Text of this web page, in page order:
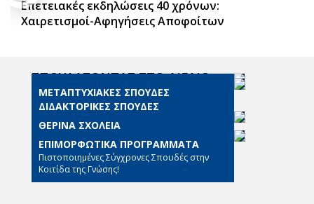
Επετειακές εκδηλώσεις 40 χρόνων:
Χαιρετισμοί-Αφηγήσεις Αποφοίτων
ΣΠΟΥΔΑΖΟΝΤΑΣ ΣΤΟ ΑΙΓΑΙΟ
ΠΡΟΠΤΥΧΙΑΚΕΣ ΣΠΟΥΔΕΣ
18 Προγράμματα με έμφαση στην
διεπιστημονική προσέγγιση...
ΜΕΤΑΠΤΥΧΙΑΚΕΣ ΣΠΟΥΔΕΣ
ΔΙΔΑΚΤΟΡΙΚΕΣ ΣΠΟΥΔΕΣ
Προγράμματα Μεταπτυχιακών Σπουδών σε
καινοτόμα πεδία...
ΘΕΡΙΝΑ ΣΧΟΛΕΙΑ
Για μία καλοκαιρινή μαθησιακή εμπειρία στα
νησιά του Αιγαίου!
ΕΠΙΜΟΡΦΩΤΙΚΑ ΠΡΟΓΡΑΜΜΑΤΑ
Πιστοποιημένες Σύγχρονες Σπουδές στην
Κοιτίδα της Γνώσης!